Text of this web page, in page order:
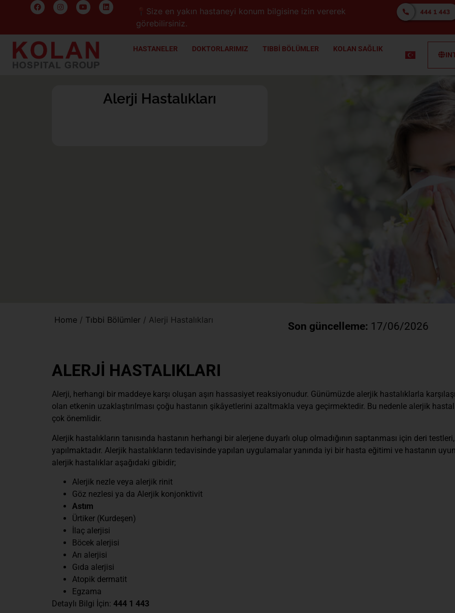
📍Size en yakın hastaneyi konum bilgisine izin vererek
görebilirsiniz.
HASTANELER DOKTORLARIMIZ TIBBİ BÖLÜMLER KOLAN SAĞLIK
Alerji Hastalıkları
Home/ Tıbbi Bölümler/ Alerji Hastalıkları
Son güncelleme: 17/06/2026
ALERJİ HASTALIKLARI
Alerji, herhangi bir maddeye karşı oluşan aşırı hassasiyet reaksiyonudur. Günümüzde alerjik hastalıklarla
olan etkenin uzaklaştırılması çoğu hastanın şikâyetlerini azaltmakla veya geçirmektedir. Bu nedenle alerjik
çok önemlidir.
Alerjik hastalıkların tanısında hastanın herhangi bir alerjene duyarlı olup olmadığının saptanması için deri
yapılmaktadır. Alerjik hastalıkların tedavisinde yapılan uygulamalar yanında iyi bir hasta eğitimi ve hastanın
alerjik hastalıklar aşağıdaki gibidir;
Alerjik nezle veya alerjik rinit
Göz nezlesi ya da Alerjik konjonktivit
Astım
Ürtiker (Kurdeşen)
İlaç alerjisi
Böcek alerjisi
Arı alerjisi
Gıda alerjisi
Atopik dermatit
Egzama
Detaylı Bilgi İçin: 444 1 443